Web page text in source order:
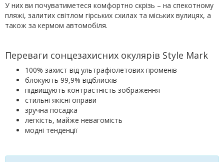
У них ви почуватиметеся комфортно скрізь – на спекотному
пляжі, залитих світлом гірських схилах та міських вулицях, а
також за кермом автомобіля.
Переваги сонцезахисних окулярів Style Mark
100% захист від ультрафіолетових променів
блокують 99,9% відблисків
підвищують контрастність зображення
стильні якісні оправи
зручна посадка
легкість, майже невагомість
модні тенденції